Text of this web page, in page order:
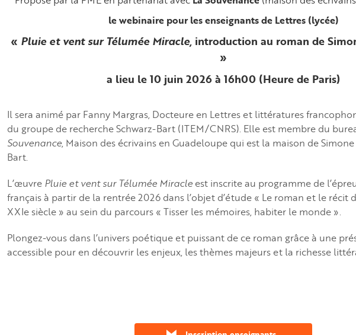
le webinaire pour les enseignants de Lettres (lycée)
« Pluie et vent sur Télumée Miracle, introduction au roman de
»
a lieu le 10 juin 2026 à 16h00 (Heure de Paris)
Il sera animé par Fanny Margras, Docteure en Lettres et littératures
du groupe de recherche Schwarz-Bart (ITEM/CNRS). Elle est membre du
Souvenance, Maison des écrivains en Guadeloupe qui est la maison de
Bart.
L’œuvre Pluie et vent sur Télumée Miracle est inscrite au programme de
français à partir de la rentrée 2026 dans l’objet d’étude « Le roman et le récit
XXIe siècle » au sein du parcours « Tisser les mémoires, habiter le monde ».
Plongez-vous dans l’univers poétique et puissant de ce roman grâce à une
accessible pour en découvrir les enjeux, les thèmes majeurs et la richesse